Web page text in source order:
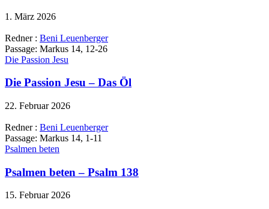
1. März 2026
Redner : Beni Leuenberger
Passage: Markus 14, 12-26
Die Passion Jesu
Die Passion Jesu – Das Öl
22. Februar 2026
Redner : Beni Leuenberger
Passage: Markus 14, 1-11
Psalmen beten
Psalmen beten – Psalm 138
15. Februar 2026